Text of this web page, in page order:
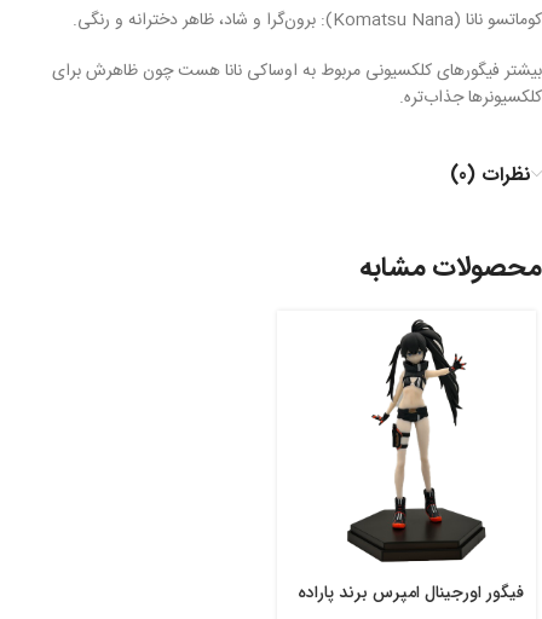
کوماتسو نانا (Komatsu Nana): برون‌گرا و شاد، ظاهر دخترانه و رنگی.
بیشتر فیگورهای کلکسیونی مربوط به اوساکی نانا هست چون ظاهرش برای
کلکسیونرها جذاب‌تره.
نظرات (0)
محصولات مشابه
فیگور اورجینال امپرس برند پاراده